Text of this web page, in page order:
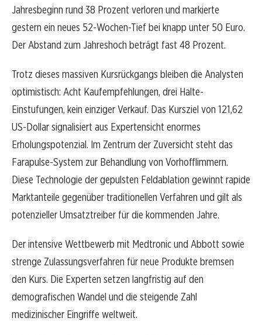
Jahresbeginn rund 38 Prozent verloren und markierte
gestern ein neues 52-Wochen-Tief bei knapp unter 50 Euro.
Der Abstand zum Jahreshoch beträgt fast 48 Prozent.
Trotz dieses massiven Kursrückgangs bleiben die Analysten
optimistisch: Acht Kaufempfehlungen, drei Halte-
Einstufungen, kein einziger Verkauf. Das Kursziel von 121,62
US-Dollar signalisiert aus Expertensicht enormes
Erholungspotenzial. Im Zentrum der Zuversicht steht das
Farapulse-System zur Behandlung von Vorhofflimmern.
Diese Technologie der gepulsten Feldablation gewinnt rapide
Marktanteile gegenüber traditionellen Verfahren und gilt als
potenzieller Umsatztreiber für die kommenden Jahre.
Der intensive Wettbewerb mit Medtronic und Abbott sowie
strenge Zulassungsverfahren für neue Produkte bremsen
den Kurs. Die Experten setzen langfristig auf den
demografischen Wandel und die steigende Zahl
medizinischer Eingriffe weltweit.